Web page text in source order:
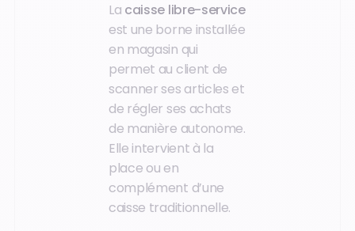
La caisse libre-service
est une borne installée
en magasin qui
permet au client de
scanner ses articles et
de régler ses achats
de manière autonome.
Elle intervient à la
place ou en
complément d’une
caisse traditionnelle.